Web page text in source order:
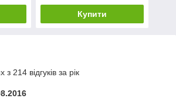
Купити
214 відгуків за рік